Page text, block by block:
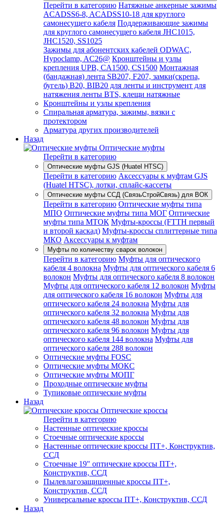
Перейти в категорию Натяжные анкерные зажимы
ACADSS6-8, ACADSS10-18 для круглого
самонесущего кабеля Поддерживающие зажимы
для круглого самонесущего кабеля JHC1015,
JHC1520, SS1025
Зажимы для абонентских кабелей ODWAC,
Hypoclamp, AC26@ Кронштейны и узлы
крепления UPB, CA1500, CS1500 Монтажная
(бандажная) лента SB207, F207, замки(скрепа,
бугель) B20, BIB20 для ленты и инструмент для
натяжения ленты BTS, клещи натяжные
Кронштейны и узлы крепления
Спиральная арматура, зажимы, вязки с
протектором
Арматура других производителей
Назад
Оптические муфты
Перейти в категорию
Оптические муфты GJS (Huatel HTSC)
Перейти в категорию Аксессуары к муфтам GJS
(Huatel HTSC), лотки, сплайс-кассеты
Оптические муфты ССД (СвязьСтройСвязь) для ВОК
Перейти в категорию Оптические муфты типа
МПО Оптические муфты типа МОГ Оптические
муфты типа МТОК Муфты-кроссы (FTTH первый
и второй каскад) Муфты-кроссы сплиттерные типа
МКО Аксессуары к муфтам
Муфты по количеству сварок волокон
Перейти в категорию Муфты для оптического
кабеля 4 волокна Муфты для оптического кабеля 6
волокон Муфты для оптического кабеля 8 волокон
Муфты для оптического кабеля 12 волокон Муфты
для оптического кабеля 16 волокон Муфты для
оптического кабеля 24 волокна Муфты для
оптического кабеля 32 волокна Муфты для
оптического кабеля 48 волокон Муфты для
оптического кабеля 96 волокон Муфты для
оптического кабеля 144 волокна Муфты для
оптического кабеля 288 волокон
Оптические муфты FOSC
Оптические муфты МОКС
Оптические муфты МОПГ
Проходные оптические муфты
Тупиковые оптические муфты
Назад
Оптические кроссы
Перейти в категорию
Настенные оптические кроссы
Стоечные оптические кроссы
Настенные оптические кроссы ПТ+, Конструктив,
ССД
Стоечные 19" оптические кроссы ПТ+,
Конструктив, ССД
Пылевлагозащищенные кроссы ПТ+,
Конструктив, ССД
Универсальные кроссы ПТ+, Конструктив, ССД
Назад